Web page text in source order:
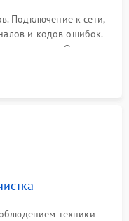
Подключение к сети,
и кодов ошибок.
Оценка
питания без
техники